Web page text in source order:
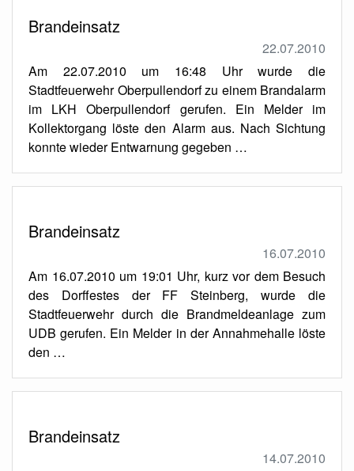
Brandeinsatz
22.07.2010
Am 22.07.2010 um 16:48 Uhr wurde die
Stadtfeuerwehr Oberpullendorf zu einem Brandalarm
im LKH Oberpullendorf gerufen. Ein Melder im
Kollektorgang löste den Alarm aus. Nach Sichtung
konnte wieder Entwarnung gegeben …
Brandeinsatz
16.07.2010
Am 16.07.2010 um 19:01 Uhr, kurz vor dem Besuch
des Dorffestes der FF Steinberg, wurde die
Stadtfeuerwehr durch die Brandmeldeanlage zum
UDB gerufen. Ein Melder in der Annahmehalle löste
den …
Brandeinsatz
14.07.2010